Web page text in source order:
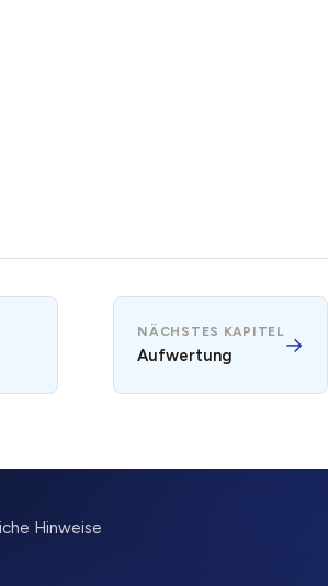
NÄCHSTES KAPITEL
Aufwertung →
Hinweise